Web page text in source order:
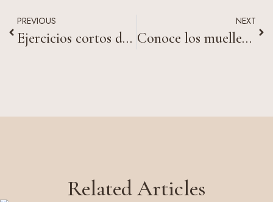
PREVIOUS
Ejercicios cortos de Pilates en la oficina
NEXT
Conoce los muelles del Pilates Reformer
Related Articles